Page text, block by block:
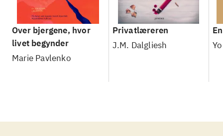
Over bjergene, hvor
livet begynder
Marie Pavlenko
Privatlæreren
J.M. Dalgliesh